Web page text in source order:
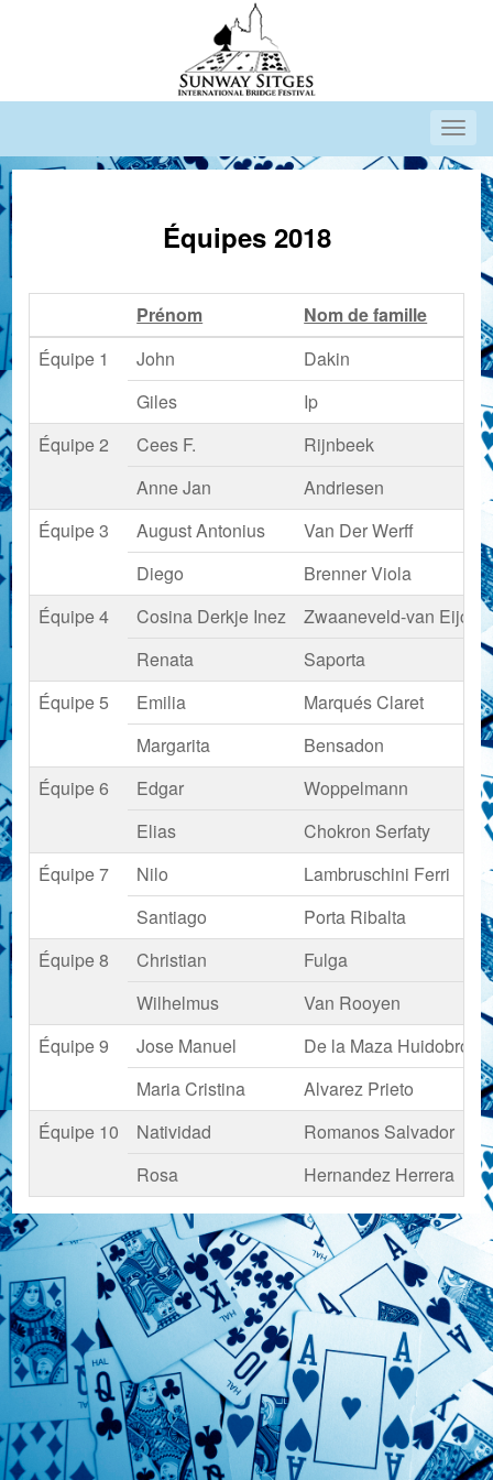
Équipes 2018
Prénom
Nom de famille
Équipe 1
John
Dakin
Giles
Ip
Équipe 2
Cees F.
Rijnbeek
Anne Jan
Andriesen
Équipe 3
August Antonius
Van Der Werff
Diego
Brenner Viola
Équipe 4
Cosina Derkje Inez
Zwaaneveld-van Eijck
Renata
Saporta
Équipe 5
Emilia
Marqués Claret
Margarita
Bensadon
Équipe 6
Edgar
Woppelmann
Elias
Chokron Serfaty
Équipe 7
Nilo
Lambruschini Ferri
Santiago
Porta Ribalta
Équipe 8
Christian
Fulga
Wilhelmus
Van Rooyen
Équipe 9
Jose Manuel
De la Maza Huidobro
Maria Cristina
Alvarez Prieto
Équipe 10
Natividad
Romanos Salvador
Rosa
Hernandez Herrera